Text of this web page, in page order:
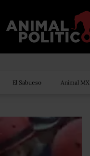
El Sabueso Animal MX